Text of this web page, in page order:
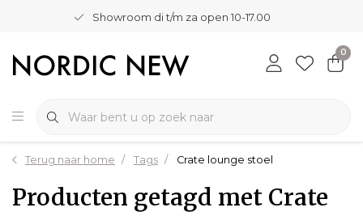
Showroom di t/m za open 10-17.00
0
Terug naar home Tags Crate lounge stoel
Producten getagd met Crate